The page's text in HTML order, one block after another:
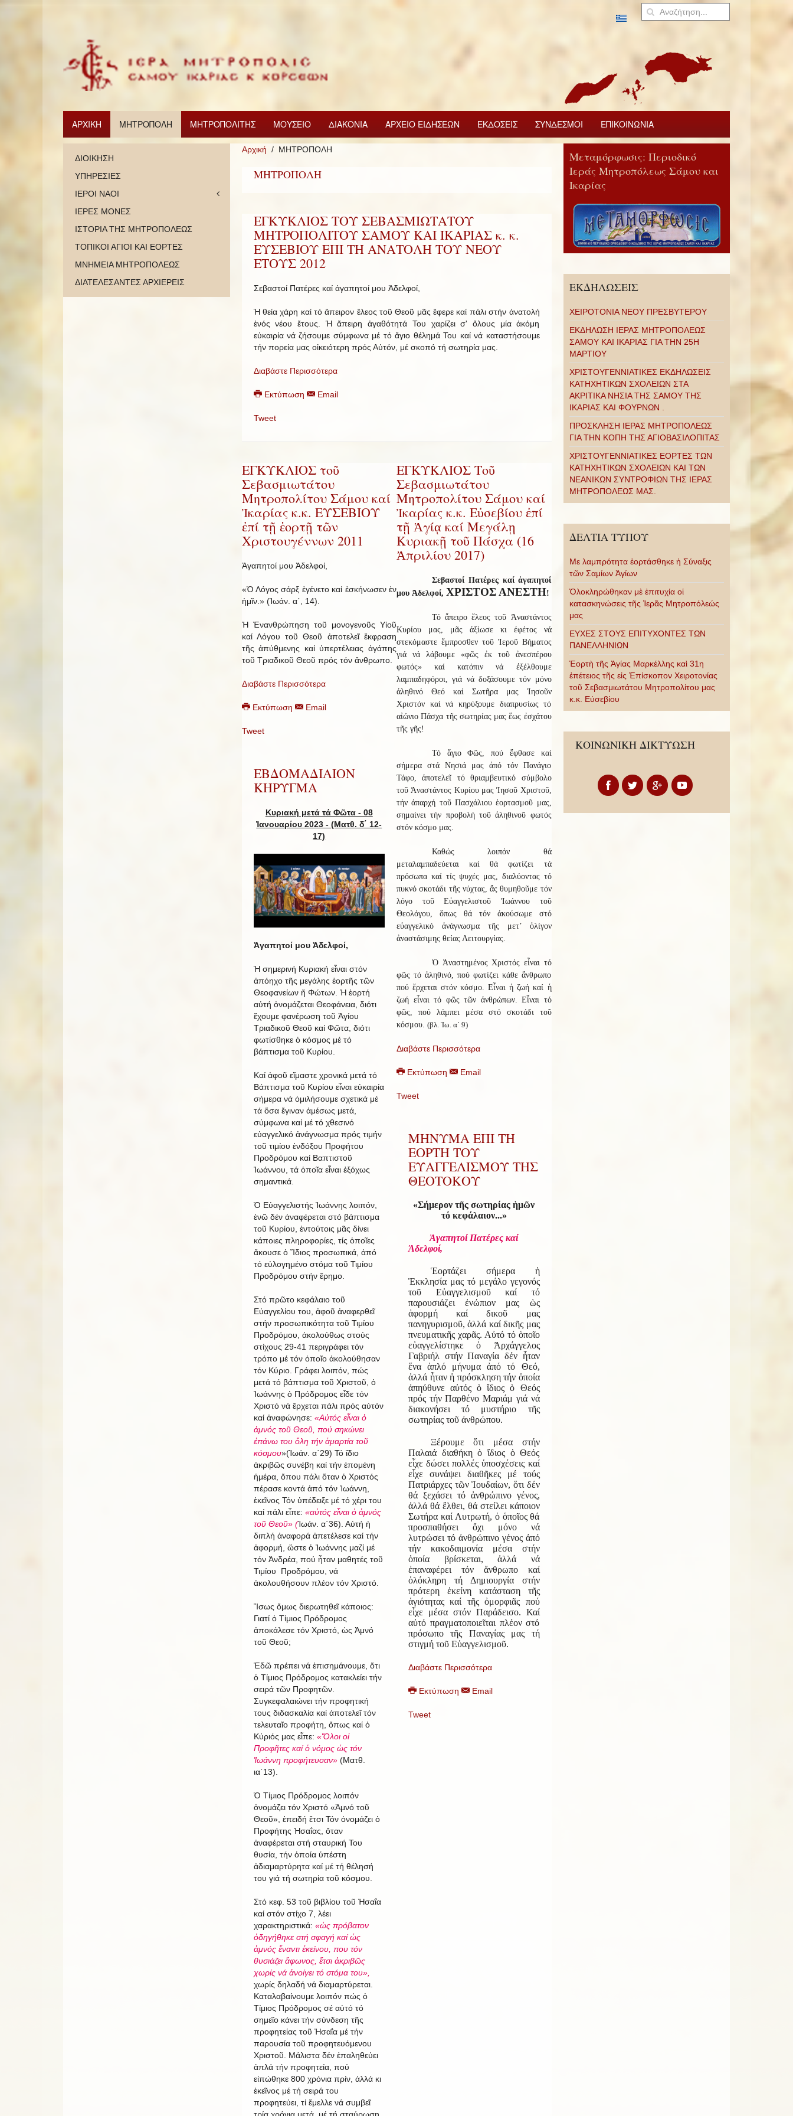
ΑΡΧΙΚΗ ΜΗΤΡΟΠΟΛΗ ΜΗΤΡΟΠΟΛΙΤΗΣ ΜΟΥΣΕΙΟ ΔΙΑΚΟΝΙΑ ΑΡΧΕΙΟ ΕΙΔΗΣΕΩΝ ΕΚΔΟΣΕΙΣ ΣΥΝΔΕΣΜΟΙ ΕΠΙΚΟΙΝΩΝΙΑ
Αρχική ΜΗΤΡΟΠΟΛΗ
ΜΗΤΡΟΠΟΛΗ
ΕΓΚΥΚΛΙΟΣ ΤΟΥ ΣΕΒΑΣΜΙΩΤΑΤΟΥ
ΜΗΤΡΟΠΟΛΙΤΟΥ ΣΑΜΟΥ ΚΑΙ ΙΚΑΡΙΑΣ κ. κ.
ΕΥΣΕΒΙΟΥ ΕΠΙ ΤΗ ΑΝΑΤΟΛΗ ΤΟΥ ΝΕΟΥ
ΕΤΟΥΣ 2012
Σεβαστοί Πατέρες καί ἀγαπητοί μου Ἀδελφοί,
Ἡ θεία χάρη καί τό ἄπειρον ἔλεος τοῦ Θεοῦ μᾶς ἔφερε καί πάλι στήν ἀνατολή
ἑνός νέου ἔτους. Ἡ ἄπειρη ἀγαθότητά Του χαρίζει σ' ὅλους μία ἀκόμη
εὐκαιρία νά ζήσουμε σύμφωνα μέ τό ἅγιο θέλημά Του καί νά καταστήσουμε
τήν πορεία μας οἰκειότερη πρός Αὐτόν, μέ σκοπό τή σωτηρία μας.
Διαβάστε Περισσότερα
Εκτύπωση Email
Tweet
ΕΓΚΥΚΛΙΟΣ τοῦ
Σεβασμιωτάτου
Μητροπολίτου Σάμου καί
Ἰκαρίας κ.κ. ΕΥΣΕΒΙΟΥ
ἐπί τῇ ἑορτῇ τῶν
Χριστουγέννων 2011
Ἀγαπητοί μου Ἀδελφοί,
«Ὁ Λόγος σάρξ ἐγένετο καί ἐσκήνωσεν ἐν
ἡμῖν.» (Ἰωάν. α΄, 14).
Ἡ Ἐνανθρώπηση τοῦ μονογενοῦς Υἱοῦ
καί Λόγου τοῦ Θεοῦ ἀποτελεῖ ἔκφραση
τῆς ἀπύθμενης καί ὑπερτέλειας ἀγάπης
τοῦ Τριαδικοῦ Θεοῦ πρός τόν ἄνθρωπο.
Διαβάστε Περισσότερα
Εκτύπωση Email
Tweet
ΕΒΔΟΜΑΔΙΑΙΟΝ
ΚΗΡΥΓΜΑ
Κυριακή μετά τά Φῶτα - 08
Ἰανουαρίου 2023 -(Ματθ. δ΄ 12-
17)
Ἀγαπητοί μου Ἀδελφοί,
Ἡ σημερινή Κυριακή εἶναι στόν
ἀπόηχο τῆς μεγάλης ἑορτῆς τῶν
Θεοφανείων ἤ Φώτων. Ἡ ἑορτή
αὐτή ὀνομάζεται Θεοφάνεια, διότι
ἔχουμε φανέρωση τοῦ Ἁγίου
Τριαδικοῦ Θεοῦ καί Φῶτα, διότι
φωτίσθηκε ὁ κόσμος μέ τό
βάπτισμα τοῦ Κυρίου.
Καί ἀφοῦ εἴμαστε χρονικά μετά τό
Βάπτισμα τοῦ Κυρίου εἶναι εὐκαιρία
σήμερα νά ὁμιλήσουμε σχετικά μέ
τά ὅσα ἔγιναν ἀμέσως μετά,
σύμφωνα καί μέ τό χθεσινό
εὐαγγελικό ἀνάγνωσμα πρός τιμήν
τοῦ τιμίου ἐνδόξου Προφήτου
Προδρόμου καί Βαπτιστοῦ
Ἰωάννου, τά ὁποῖα εἶναι ἐξόχως
σημαντικά.
Ὁ Εὐαγγελιστής Ἰωάννης λοιπόν,
ἐνῶ δέν ἀναφέρεται στό βάπτισμα
τοῦ Κυρίου, ἐντούτοις μᾶς δίνει
κάποιες πληροφορίες, τίς ὁποῖες
ἄκουσε ὁ Ἴδιος προσωπικά, ἀπό
τό εὐλογημένο στόμα τοῦ Τιμίου
Προδρόμου στήν ἔρημο.
Στό πρῶτο κεφάλαιο τοῦ
Εὐαγγελίου του, ἀφοῦ ἀναφερθεῖ
στήν προσωπικότητα τοῦ Τιμίου
Προδρόμου, ἀκολούθως στούς
στίχους 29-41 περιγράφει τόν
τρόπο μέ τόν ὁποῖο ἀκολούθησαν
τόν Κύριο. Γράφει λοιπόν, πώς
μετά τό βάπτισμα τοῦ Χριστοῦ, ὁ
Ἰωάννης ὁ Πρόδρομος εἶδε τόν
Χριστό νά ἔρχεται πάλι πρός αὐτόν
καί ἀναφώνησε: «Αὐτός εἶναι ὁ
ἀμνός τοῦ Θεοῦ, πού σηκώνει
ἐπάνω του ὅλη τήν ἁμαρτία τοῦ
κόσμου»(Ἰωάν. α΄29) Τό ἴδιο
ἀκριβῶς συνέβη καί τήν ἑπομένη
ἡμέρα, ὅπου πάλι ὅταν ὁ Χριστός
πέρασε κοντά ἀπό τόν Ἰωάννη,
ἐκεῖνος Τόν ὑπέδειξε μέ τό χέρι του
καί πάλι εἶπε: «αὐτός εἶναι ὁ ἀμνός
τοῦ Θεοῦ» (Ἰωάν. α΄36). Αὐτή ἡ
διπλή ἀναφορά ἀπετέλεσε καί τήν
ἀφορμή, ὥστε ὁ Ἰωάννης μαζί μέ
τόν Ἀνδρέα, πού ἦταν μαθητές τοῦ
Τιμίου Προδρόμου, νά
ἀκολουθήσουν πλέον τόν Χριστό.
Ἴσως ὅμως διερωτηθεῖ κάποιος:
Γιατί ὁ Τίμιος Πρόδρομος
ἀποκάλεσε τόν Χριστό, ὡς Ἀμνό
τοῦ Θεοῦ;
Ἐδῶ πρέπει νά ἐπισημάνουμε, ὅτι
ὁ Τίμιος Πρόδρομος κατακλείει τήν
σειρά τῶν Προφητῶν.
Συγκεφαλαιώνει τήν προφητική
τους διδασκαλία καί ἀποτελεῖ τόν
τελευταῖο προφήτη, ὅπως καί ὁ
Κύριός μας εἶπε: «Ὅλοι οἱ
Προφῆτες καί ὁ νόμος ὡς τόν
Ἰωάννη προφήτευσαν»(Ματθ.
ια΄13).
Ὁ Τίμιος Πρόδρομος λοιπόν
ὀνομάζει τόν Χριστό «Ἀμνό τοῦ
Θεοῦ», ἐπειδή ἔτσι Τόν ὀνομάζει ὁ
Προφήτης Ἠσαΐας, ὅταν
ἀναφέρεται στή σταυρική Του
θυσία, τήν ὁποία ὑπέστη
ἀδιαμαρτύρητα καί μέ τή θέλησή
του γιά τή σωτηρία τοῦ κόσμου.
Στό κεφ. 53 τοῦ βιβλίου τοῦ Ἠσαΐα
καί στόν στίχο 7, λέει
χαρακτηριστικά: «ὡς πρόβατον
ὁδηγήθηκε στή σφαγή καί ὡς
ἀμνός ἔναντι ἐκείνου, που τόν
θυσιάζει ἄφωνος, ἔτσι ἀκριβῶς
χωρίς νά ἀνοίγει τό στόμα του»,
χωρίς δηλαδή νά διαμαρτύρεται.
Καταλαβαίνουμε λοιπόν πώς ὁ
Τίμιος Πρόδρομος σέ αὐτό τό
σημεῖο κάνει τήν σύνδεση τῆς
προφητείας τοῦ Ἠσαΐα μέ τήν
παρουσία τοῦ προφητευόμενου
Χριστοῦ. Μάλιστα δέν ἐπαληθεύει
ἁπλά τήν προφητεία, πού
εἰπώθηκε 800 χρόνια πρίν, ἀλλά κι
ἐκεῖνος μέ τή σειρά του
προφητεύει, τί ἔμελλε νά συμβεῖ
ΕΓΚΥΚΛΙΟΣ Τοῦ
Σεβασμιωτάτου
Μητροπολίτου Σάμου καί
Ἰκαρίας κ.κ. Εὐσεβίου ἐπί
τῇ Ἁγίᾳ καί Μεγάλῃ
Κυριακῇ τοῦ Πάσχα (16
Ἀπριλίου 2017)
Σεβαστοί Πατέρες καί ἀγαπητοί
μου Ἀδελφοί, ΧΡΙΣΤΟΣ ΑΝΕΣΤΗ!
Τό ἄπειρο ἔλεος τοῦ Ἀναστάντος
Κυρίου μας, μᾶς ἀξίωσε κι ἐφέτος νά
στεκόμαστε ἔμπροσθεν τοῦ Ἱεροῦ Βήματος
γιά νά λάβουμε «φῶς ἐκ τοῦ ἀνεσπέρου
φωτός» καί κατόπιν νά ἐξέλθουμε
λαμπαδηφόροι, γιά νά δοξάσουμε τόν μόνο
ἀληθινό Θεό καί Σωτῆρα μας Ἰησοῦν
Χριστόν καί νά κηρύξουμε διαπρυσίως τό
αἰώνιο Πάσχα τῆς σωτηρίας μας ἕως ἐσχάτου
τῆς γῆς!
Τό ἅγιο Φῶς, πού ἔφθασε καί
σήμερα στά Νησιά μας ἀπό τόν Πανάγιο
Τάφο, ἀποτελεῖ τό θριαμβευτικό σύμβολο
τοῦ Ἀναστάντος Κυρίου μας Ἰησοῦ Χριστοῦ,
τήν ἀπαρχή τοῦ Πασχάλιου ἑορτασμοῦ μας,
σημαίνει τήν προβολή τοῦ ἀληθινοῦ φωτός
στόν κόσμο μας.
Καθώς λοιπόν θά
μεταλαμπαδεύεται καί θά φωτίζει τά
πρόσωπα καί τίς ψυχές μας, διαλύοντας τό
πυκνό σκοτάδι τῆς νύχτας, ἄς θυμηθοῦμε τόν
λόγο τοῦ Εὐαγγελιστοῦ Ἰωάννου τοῦ
Θεολόγου, ὅπως θά τόν ἀκούσωμε στό
εὐαγγελικό ἀνάγνωσμα τῆς μετ’ ὀλίγον
ἀναστάσιμης θείας Λειτουργίας.
Ὁ Ἀναστημένος Χριστός εἶναι τό
φῶς τό ἀληθινό, πού φωτίζει κάθε ἄνθρωπο
πού ἔρχεται στόν κόσμο. Εἶναι ἡ ζωή καί ἡ
ζωή εἶναι τό φῶς τῶν ἀνθρώπων. Εἶναι τό
φῶς, πού λάμπει μέσα στό σκοτάδι τοῦ
κόσμου. (βλ. Ἰω. α΄ 9)
Διαβάστε Περισσότερα
Εκτύπωση Email
Tweet
ΜΗΝΥΜΑ ΕΠΙ ΤΗ
ΕΟΡΤΗ ΤΟΥ
ΕΥΑΓΓΕΛΙΣΜΟΥ ΤΗΣ
ΘΕΟΤΟΚΟΥ
«Σήμερον τῆς σωτηρίας ἡμῶν
τό κεφάλαιον...»
Ἀγαπητοί Πατέρες καί
Ἀδελφοί,
Ἑορτάζει σήμερα ἡ
Ἐκκλησία μας τό μεγάλο γεγονός
τοῦ Εὐαγγελισμοῦ καί τό
παρουσιάζει ἐνώπιον μας ὡς
ἀφορμή καί δικοῦ μας
πανηγυρισμοῦ, ἀλλά καί δικῆς μας
πνευματικῆς χαρᾶς. Αὐτό τό ὁποῖο
εὐαγγελίστηκε ὁ Ἀρχάγγελος
Γαβριήλ στήν Παναγία δέν ἦταν
ἕνα ἁπλό μήνυμα ἀπό τό Θεό,
ἀλλά ἦταν ἡ πρόσκληση τήν ὁποία
ἀπηύθυνε αὐτός ὁ ἴδιος ὁ Θεός
πρός τήν Παρθένο Μαριάμ γιά νά
διακονήσει τό μυστήριο τῆς
σωτηρίας τοῦ ἀνθρώπου.
Ξέρουμε ὅτι μέσα στήν
Παλαιά διαθήκη ὁ ἴδιος ὁ Θεός
εἶχε δώσει πολλές ὑποσχέσεις καί
εἶχε συνάψει διαθῆκες μέ τούς
Πατριάρχες τῶν Ἰουδαίων, ὅτι δέν
θά ξεχάσει τό ἀνθρώπινο γένος,
ἀλλά θά ἔλθει, θά στείλει κάποιον
Σωτήρα καί Λυτρωτή, ὁ ὁποῖος θά
προσπαθήσει ὄχι μόνο νά
λυτρώσει τό ἀνθρώπινο γένος ἀπό
τήν κακοδαιμονία μέσα στήν
ὁποία βρίσκεται, ἀλλά νά
ἐπαναφέρει τόν ἄνθρωπο καί
ὁλόκληρη τή Δημιουργία στήν
πρότερη ἐκείνη κατάσταση τῆς
ἁγιότητας καί τῆς ὀμορφιᾶς πού
εἶχε μέσα στόν Παράδεισο. Καί
αὐτό πραγματοποιεῖται πλέον στό
πρόσωπο τῆς Παναγίας μας τή
στιγμή τοῦ Εὐαγγελισμοῦ.
Διαβάστε Περισσότερα
Εκτύπωση Email
Tweet
ΔΙΟΙΚΗΣΗ
ΥΠΗΡΕΣΙΕΣ
ΙΕΡΟΙ ΝΑΟΙ
ΙΕΡΕΣ ΜΟΝΕΣ
ΙΣΤΟΡΙΑ ΤΗΣ ΜΗΤΡΟΠΟΛΕΩΣ
ΤΟΠΙΚΟΙ ΑΓΙΟΙ ΚΑΙ ΕΟΡΤΕΣ
ΜΝΗΜΕΙΑ ΜΗΤΡΟΠΟΛΕΩΣ
ΔΙΑΤΕΛΕΣΑΝΤΕΣ ΑΡΧΙΕΡΕΙΣ
Μεταμόρφωσις: Περιοδικό
Ιεράς Μητροπόλεως Σάμου και
Ικαρίας
ΕΚΔΗΛΩΣΕΙΣ
ΧΕΙΡΟΤΟΝΙΑ ΝΕΟΥ ΠΡΕΣΒΥΤΕΡΟΥ
ΕΚΔΗΛΩΣΗ ΙΕΡΑΣ ΜΗΤΡΟΠΟΛΕΩΣ
ΣΑΜΟΥ ΚΑΙ ΙΚΑΡΙΑΣ ΓΙΑ ΤΗΝ 25Η
ΜΑΡΤΙΟΥ
ΧΡΙΣΤΟΥΓΕΝΝΙΑΤΙΚΕΣ ΕΚΔΗΛΩΣΕΙΣ
ΚΑΤΗΧΗΤΙΚΩΝ ΣΧΟΛΕΙΩΝ ΣΤΑ
ΑΚΡΙΤΙΚΑ ΝΗΣΙΑ ΤΗΣ ΣΑΜΟΥ ΤΗΣ
ΙΚΑΡΙΑΣ ΚΑΙ ΦΟΥΡΝΩΝ .
ΠΡΟΣΚΛΗΣΗ ΙΕΡΑΣ ΜΗΤΡΟΠΟΛΕΩΣ
ΓΙΑ ΤΗΝ ΚΟΠΗ ΤΗΣ ΑΓΙΟΒΑΣΙΛΟΠΙΤΑΣ
ΧΡΙΣΤΟΥΓΕΝΝΙΑΤΙΚΕΣ ΕΟΡΤΕΣ ΤΩΝ
ΚΑΤΗΧΗΤΙΚΩΝ ΣΧΟΛΕΙΩΝ ΚΑΙ ΤΩΝ
ΝΕΑΝΙΚΩΝ ΣΥΝΤΡΟΦΙΩΝ ΤΗΣ ΙΕΡΑΣ
ΜΗΤΡΟΠΟΛΕΩΣ ΜΑΣ.
ΔΕΛΤΙΑ ΤΥΠΟΥ
Με λαμπρότητα ἑορτάσθηκε ἡ Σύναξις
τῶν Σαμίων Ἁγίων
Ὁλοκληρώθηκαν μὲ ἐπιτυχία οἱ
κατασκηνώσεις τῆς Ἱερᾶς Μητροπόλεώς
μας
ΕΥΧΕΣ ΣΤΟΥΣ ΕΠΙΤΥΧΟΝΤΕΣ ΤΩΝ
ΠΑΝΕΛΛΗΝΙΩΝ
Ἑορτὴ τῆς Ἁγίας Μαρκέλλης καὶ 31η
ἐπέτειος τῆς εἰς Ἐπίσκοπον Χειροτονίας
τοῦ Σεβασμιωτάτου Μητροπολίτου μας
κ.κ. Εὐσεβίου
ΚΟΙΝΩΝΙΚΗ ΔΙΚΤΥΩΣΗ